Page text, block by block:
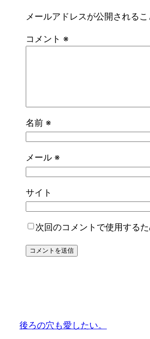
メールアドレスが公開されるこ
コメント ※
名前 ※
メール ※
サイト
次回のコメントで使用する
後ろの穴も愛したい。